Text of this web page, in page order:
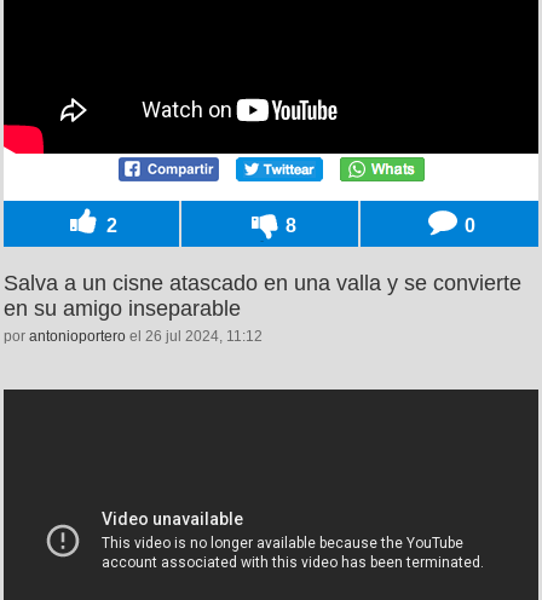
2 8 0
Salva a un cisne atascado en una valla y se convierte
en su amigo inseparable
por antonioportero el 26 jul 2024, 11:12